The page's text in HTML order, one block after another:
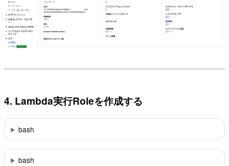
4. Lambda実行Roleを作成する
bash
bash